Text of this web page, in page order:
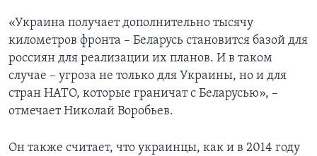
«Украина получает дополнительно тысячу
километров фронта – Беларусь становится базой для
россиян для реализации их планов. И в таком
случае – угроза не только для Украины, но и для
стран НАТО, которые граничат с Беларусью», –
отмечает Николай Воробьев.
Он также считает, что украинцы, как и в 2014 году